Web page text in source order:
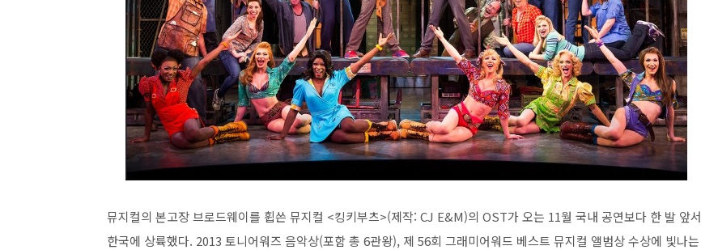
뮤지컬의 본고장 브로드웨이를 휩쓴 뮤지컬 <킹키부츠>(제작: CJ E&M)의 OST가 오는 11월 국내 공연보다 한 발 앞서
한국에 상륙했다. 2013 토니어워즈 음악상(포함 총 6관왕), 제 56회 그래미어워드 베스트 뮤지컬 앨범상 수상에 빛나는